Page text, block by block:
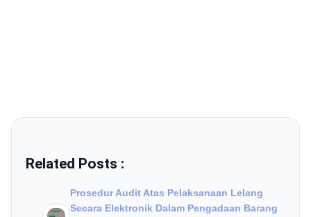
Related Posts :
Prosedur Audit Atas Pelaksanaan Lelang
Secara Elektronik Dalam Pengadaan Barang